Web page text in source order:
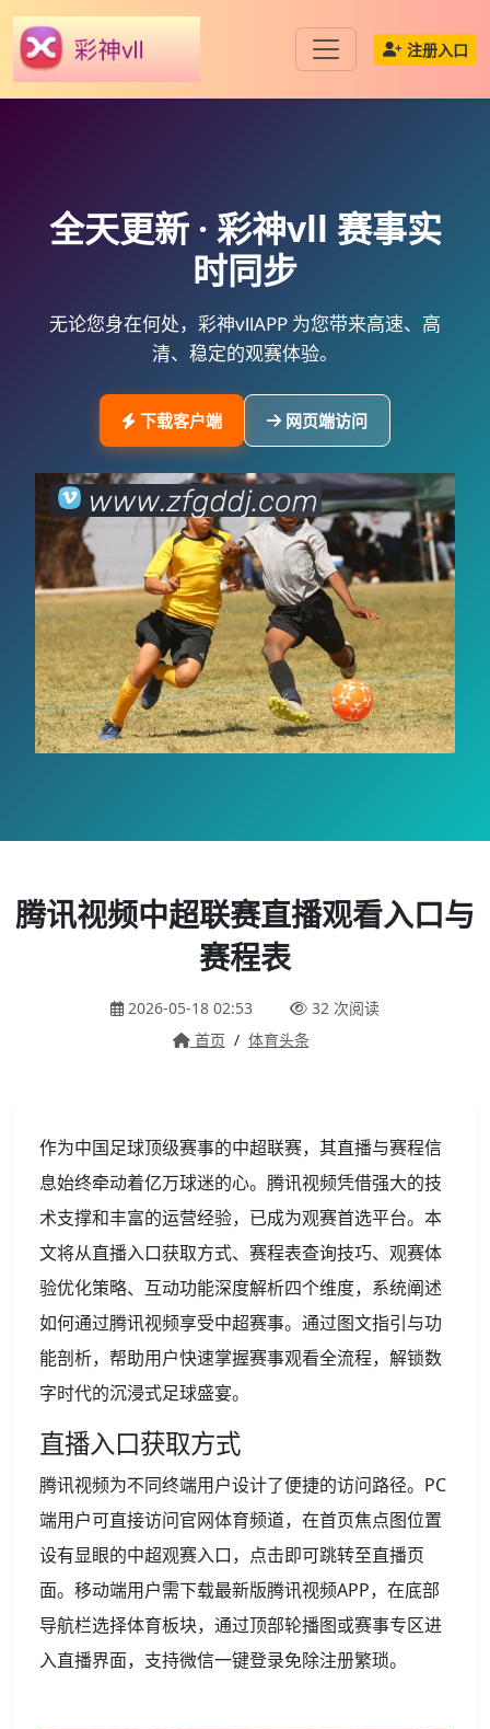
注册入口
全天更新 · 彩神vll 赛事实
时同步
无论您身在何处， 彩神vllAPP 为您带来高速、高
清、稳定的观赛体验。
下载客户端 网页端访问
腾讯视频中超联赛直播观看入口与
赛程表
2026-05-18 02:53
32 次阅读
首页 / 体育头条
作为中国足球顶级赛事的中超联赛，其直播与赛程信
息始终牵动着亿万球迷的心。腾讯视频凭借强大的技
术支撑和丰富的运营经验，已成为观赛首选平台。本
文将从直播入口获取方式、赛程表查询技巧、观赛体
验优化策略、互动功能深度解析四个维度，系统阐述
如何通过腾讯视频享受中超赛事。通过图文指引与功
能剖析，帮助用户快速掌握赛事观看全流程，解锁数
字时代的沉浸式足球盛宴。
直播入口获取方式
腾讯视频为不同终端用户设计了便捷的访问路径。PC
端用户可直接访问官网体育频道，在首页焦点图位置
设有显眼的中超观赛入口，点击即可跳转至直播页
面。移动端用户需下载最新版腾讯视频APP，在底部
导航栏选择体育板块，通过顶部轮播图或赛事专区进
入直播界面，支持微信一键登录免除注册繁琐。